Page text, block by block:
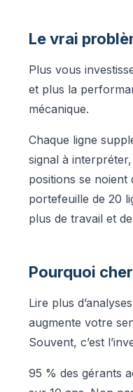
Le vrai
Plus vous
et plus la
mécanique.
Chaque ligne
signal à
positions se noient
portefeuille de 20
plus de travail et
Pourquoi
Lire plus
augmente votre
Souvent, c’est
95 % des gérants